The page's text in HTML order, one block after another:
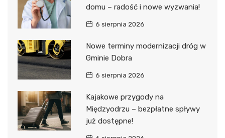
domu – radość i nowe wyzwania!
6 sierpnia 2026
Nowe terminy modernizacji dróg w
Gminie Dobra
6 sierpnia 2026
Kajakowe przygody na
Międzyodrzu – bezpłatne spływy
już dostępne!